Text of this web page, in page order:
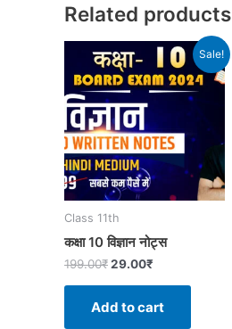
Related products
Sale!
Class 11th
कक्षा 10 विज्ञान नोट्स
199.00₹29.00₹
Add to cart